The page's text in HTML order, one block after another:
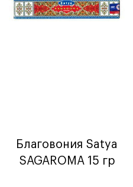
Благовония Satya
SAGAROMA 15 гр